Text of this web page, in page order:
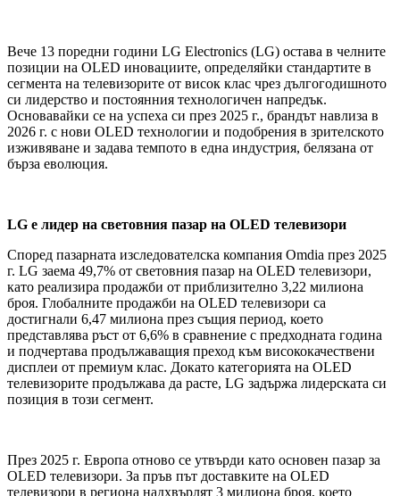
Вече 13 поредни години LG Electronics (LG) остава в челните
позиции на OLED иновациите, определяйки стандартите в
сегмента на телевизорите от висок клас чрез дългогодишното
си лидерство и постоянния технологичен напредък.
Основавайки се на успеха си през 2025 г., брандът навлиза в
2026 г. с нови OLED технологии и подобрения в зрителското
изживяване и задава темпото в една индустрия, белязана от
бърза еволюция.
LG е лидер на световния пазар на OLED телевизори
Според пазарната изследователска компания Omdia през 2025
г. LG заема 49,7% от световния пазар на OLED телевизори,
като реализира продажби от приблизително 3,22 милиона
броя. Глобалните продажби на OLED телевизори са
достигнали 6,47 милиона през същия период, което
представлява ръст от 6,6% в сравнение с предходната година
и подчертава продължаващия преход към висококачествени
дисплеи от премиум клас. Докато категорията на OLED
телевизорите продължава да расте, LG задържа лидерската си
позиция в този сегмент.
През 2025 г. Европа отново се утвърди като основен пазар за
OLED телевизори. За пръв път доставките на OLED
телевизори в региона надхвърлят 3 милиона броя, което